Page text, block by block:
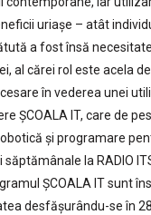
uriașe – atât
a fost însă
al cărei rol este acela
în vederea unei
ȘCOALA IT, care de
și programare
la RADIO
ȘCOALA IT sunt
desfășurându-se în